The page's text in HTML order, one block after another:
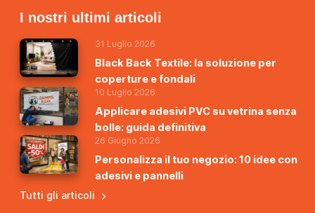
I nostri ultimi articoli
31 Luglio 2026
Black Back Textile: la soluzione per
coperture e fondali
10 Luglio 2026
Applicare adesivi PVC su vetrina senza
bolle: guida definitiva
26 Giugno 2026
Personalizza il tuo negozio: 10 idee con
adesivi e pannelli
Tutti gli articoli